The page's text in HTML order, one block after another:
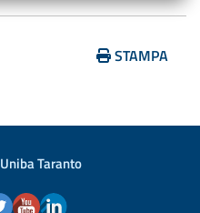
STAMPA
Uniba Taranto